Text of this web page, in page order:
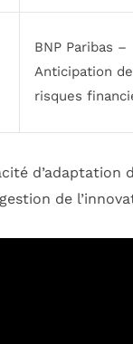
BNP Paribas –
Anticipation
risques
d’adaptation
de